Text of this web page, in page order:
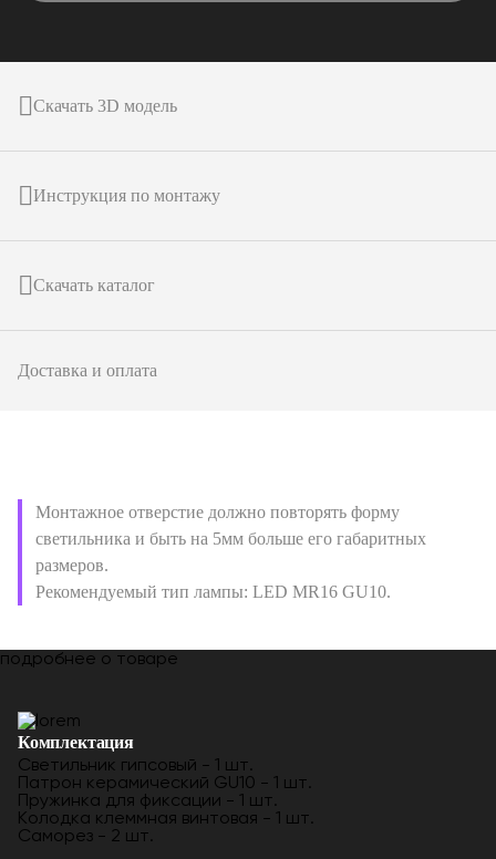
Скачать 3D модель
Инструкция по монтажу
Скачать каталог
Доставка и оплата
Монтажное отверстие должно повторять форму
светильника и быть на 5мм больше его габаритных
размеров.
Рекомендуемый тип лампы: LED MR16 GU10.
подробнее о товаре
Комплектация
Светильник гипсовый - 1 шт.
Патрон керамический GU10 - 1 шт.
Пружинка для фиксации - 1 шт.
Колодка клеммная винтовая - 1 шт.
Саморез - 2 шт.